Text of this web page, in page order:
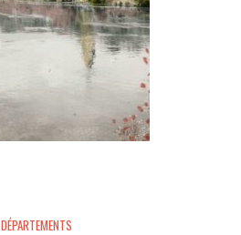
DÉPARTEMENTS